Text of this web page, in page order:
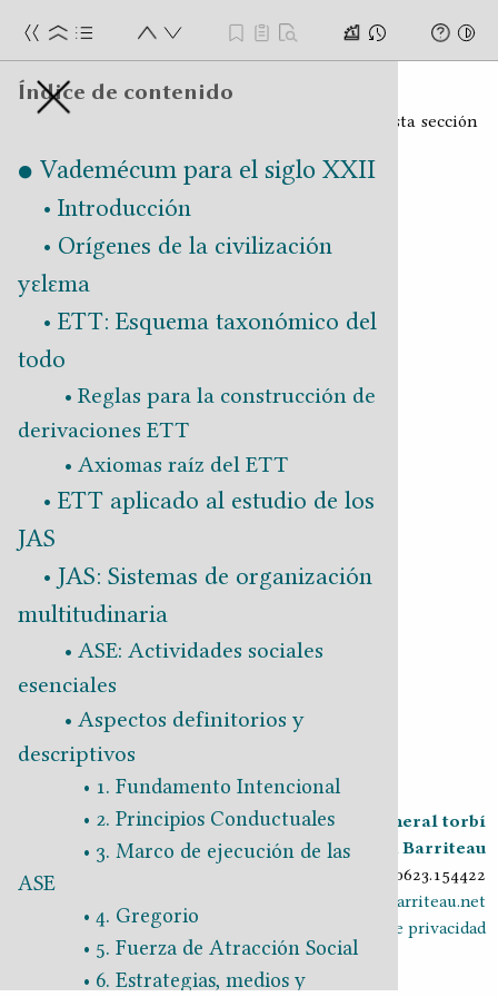
Importante: las anotaciones se almacenan
localmente, en tu navegador, si borras los
archivos temporales se pierden. Si las quieres
conservar las puedes exportar.
No se ha creado ninguna anotación.
Búsqueda global
Índice de contenido
Vademécum para el siglo XXII
Introducción
Orígenes de la civilización
yɛlɛma
ETT: Esquema taxonómico del
todo
Reglas para la construcción de
derivaciones ETT
Axiomas raíz del ETT
ETT aplicado al estudio de los
JAS
JAS: Sistemas de organización
multitudinaria
ASE: Actividades sociales
esenciales
Aspectos definitorios y
descriptivos
1. Fundamento Intencional
2. Principios Conductuales
3. Marco de ejecución de las
ASE
4. Gregorio
5. Fuerza de Atracción Social
6. Estrategias, medios y
el siglo XXII
Transporte
Existe un esbozo relativamente adelantado de esta sección
Volver a
Continuar a: Vivienda
Crónica general torbí
2018-2026
Juan Barriteau
v0.9.30 20260623.154422
ciprnode.barriteau.net
Política de privacidad